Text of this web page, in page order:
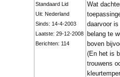
Standaard Lid
Uit: Nederland
Sinds: 14-4-2003
Laatste: 29-12-2008
Berichten: 114
Wat
daarvoor
belang te
boven
(En het is
trouwens